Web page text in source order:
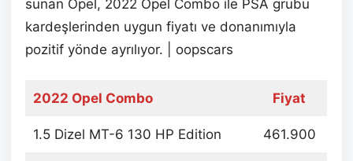
sunan Opel, 2022 Opel Combo ile PSA grubu
kardeşlerinden uygun fiyatı ve donanımıyla
pozitif yönde ayrılıyor. | oopscars
2022 Opel Combo Fiyat
1.5 Dizel MT-6 130 HP Edition 461.900